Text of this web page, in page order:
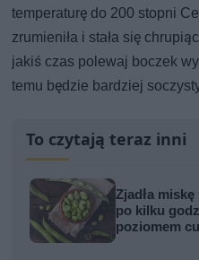
temperaturę do 200 stopni
zrumieniła i stała się
jakiś czas polewaj boczek
temu będzie bardziej
To czytają teraz inni
Zjadła
po kilku
poziomem